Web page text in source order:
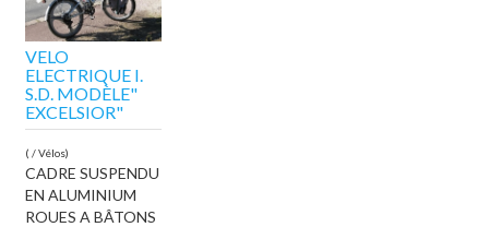
VELO
ELECTRIQUE I.
S.D. MODÈLE"
EXCELSIOR"
( / Vélos)
CADRE SUSPENDU
EN ALUMINIUM
ROUES A BÂTONS